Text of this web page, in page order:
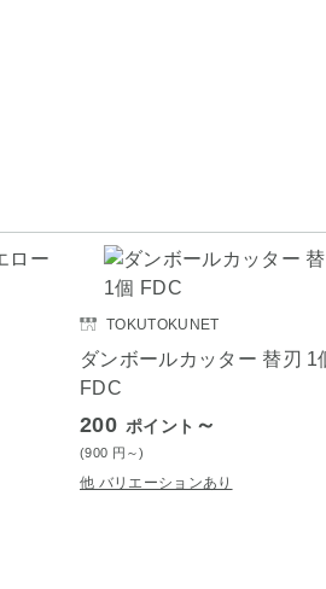
TOKUTOKUNET
ダンボールカッター 替刃 1
FDC
200 ポイント ～
(900 円 ～)
他 バリエーションあり